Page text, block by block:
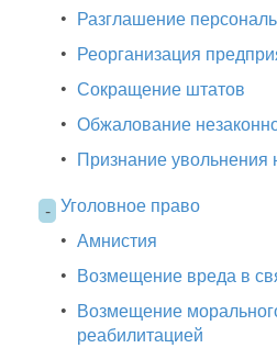
• Разглашение
• Реорганизация
• Сокращение штатов
• Обжалование
• Признание увольнения
- Уголовное право
• Амнистия
• Возмещение вреда в
• Возмещение
реабилитацией